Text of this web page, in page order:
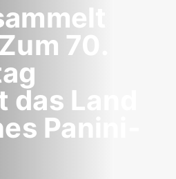
70.
Land
Panini-